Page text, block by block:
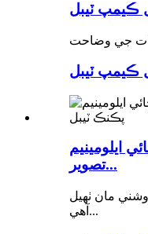
ايلومينيم
تصوير...
مان ٺهيل
آهي...